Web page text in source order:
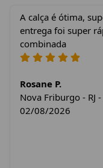
A calça é ótima,
entrega foi super
combinada
Rosane P.
Nova Friburgo - RJ
02/08/2026